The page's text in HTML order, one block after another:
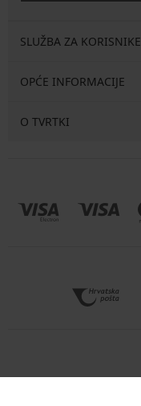
SLUŽBA ZA KORISNIKE
OPĆE INFORMACIJE
O TVRTKI